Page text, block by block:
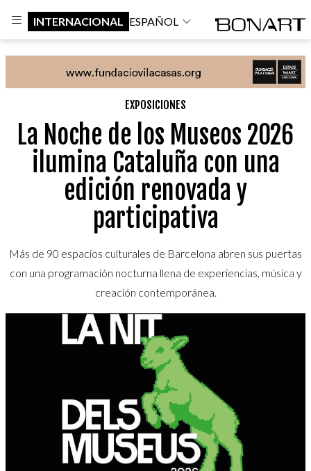
INTERNACIONAL ESPAÑOL
EXPOSICIONES
La Noche de los Museos 2026
ilumina Cataluña con una
edición renovada y
participativa
Más de 90 espacios culturales de Barcelona abren sus puertas
con una programación nocturna llena de experiencias, música y
creación contemporánea.